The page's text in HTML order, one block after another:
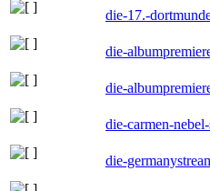
die-17.-
die-
die-
die-carmen-
die-